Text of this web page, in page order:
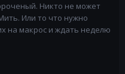
Никто не может
Или то что нужно
на макрос и ждать неделю